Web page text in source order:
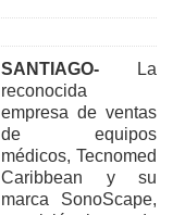
SANTIAGO- La
reconocida
empresa de ventas
de equipos
médicos, Tecnomed
Caribbean y su
marca SonoScape,